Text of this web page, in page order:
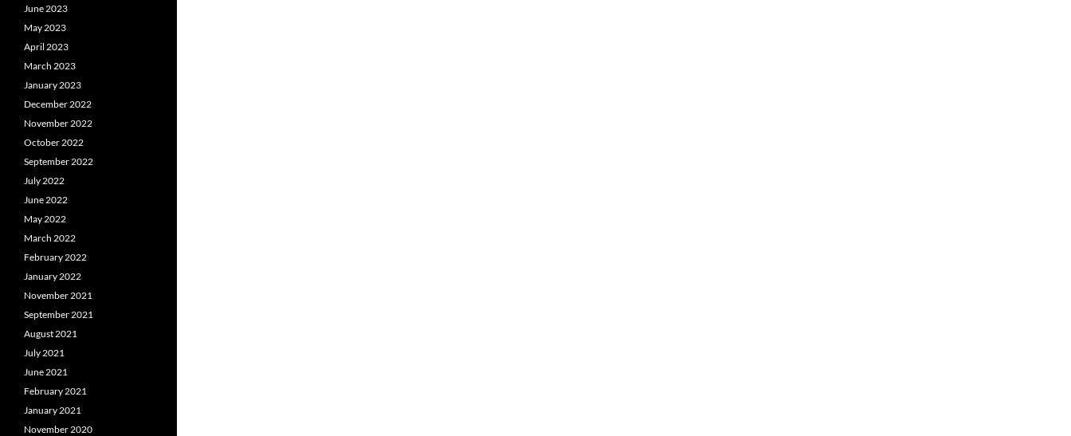
June 2023
May 2023
April 2023
March 2023
January 2023
December 2022
November 2022
October 2022
September 2022
July 2022
June 2022
May 2022
March 2022
February 2022
January 2022
November 2021
September 2021
August 2021
July 2021
June 2021
February 2021
January 2021
November 2020